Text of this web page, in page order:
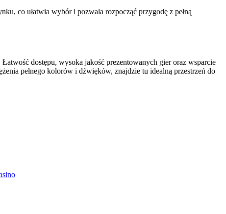
co ułatwia wybór i pozwala rozpocząć przygodę z pełną
dostępu, wysoka jakość prezentowanych gier oraz wsparcie
pełnego kolorów i dźwięków, znajdzie tu idealną przestrzeń do